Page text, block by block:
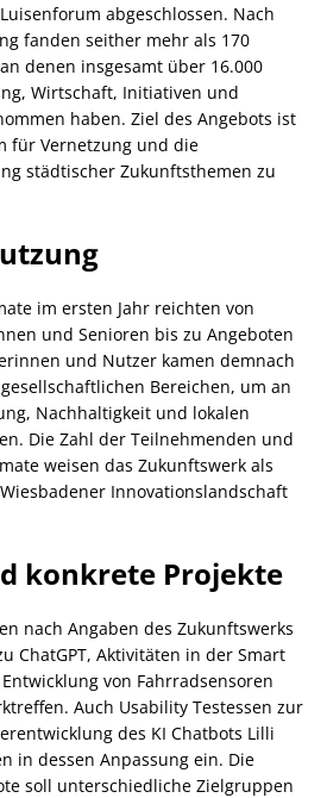
abgeschlossen. Nach
fanden seither mehr als 170
denen insgesamt über 16.000
Wirtschaft, Initiativen und
haben. Ziel des Angebots ist
für Vernetzung und die
städtischer Zukunftsthemen zu
im ersten Jahr reichten von
und Senioren bis zu Angeboten
und Nutzer kamen demnach
Bereichen, um an
Nachhaltigkeit und lokalen
Die Zahl der Teilnehmenden und
weisen das Zukunftswerk als
Innovationslandschaft
konkrete Projekte
nach Angaben des Zukunftswerks
ChatGPT, Aktivitäten in der Smart
von Fahrradsensoren
Auch Usability Testessen zur
des KI Chatbots Lilli
in dessen Anpassung ein. Die
soll unterschiedliche Zielgruppen